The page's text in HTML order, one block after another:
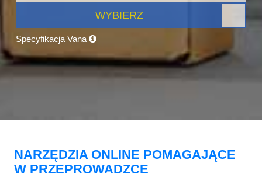
WYBIERZ
Specyfikacja Vana
NARZĘDZIA ONLINE POMAGAJĄCE
W PRZEPROWADZCE